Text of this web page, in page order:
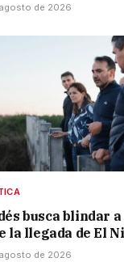
de 2026
busca blindar
la llegada de El
de 2026